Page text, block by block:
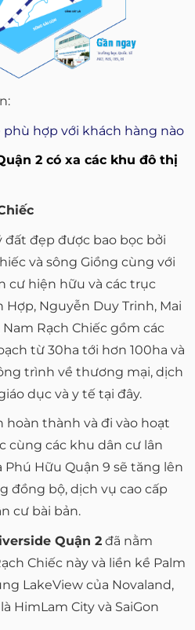
phù hợp với khách hàng nào
2 có xa các khu đô thị
đất đẹp được bao bọc bởi
và sông Giồng cùng với
cư hiện hữu và các trục
Nguyễn Duy Trinh, Mai
Nam Rạch Chiếc gồm các
từ 30ha tới hơn 100ha và
trình về thương mại, dịch
dục và y tế tại đây.
hoàn thành và đi vào hoạt
cùng các khu dân cư lân
Phú Hữu Quận 9 sẽ tăng lên
đồng bộ, dịch vụ cao cấp
cư bài bản.
Quận 2 đã nằm
Chiếc này và liền kề Palm
LakeView của Novaland,
HimLam City và SaiGon